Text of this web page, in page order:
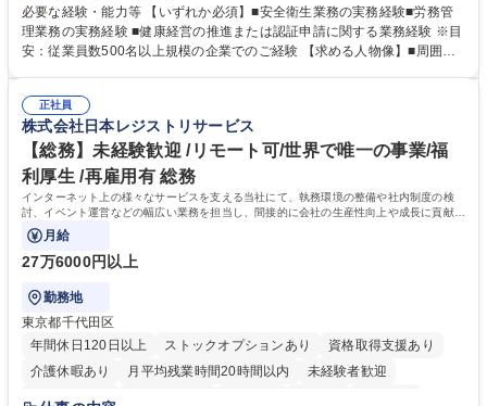
などの上流工程から関与していただきます。 【主な業務内容】■安全衛生
業務（ストレスチェック、健康診断の運用、産業医との連携 など）■健康
経営認証取得に向けた企画・推進■労務管理（労働時間の分析、労働環境
を底上げすべく、ともにご活躍いただける方の増員募集となります。 募集
職種 【人事・労務担当】安全衛生・健康経営推進・労務管理/創業80年老
舗メーカー
必要な経験・能力等 【いずれか必須】■安全衛生業務の実務経験■労務管
理業務の実務経験 ■健康経営の推進または認証申請に関する業務経験 ※目
安：従業員数500名以上規模の企業でのご経験 【求める人物像】■周囲
部門と連携しながら業務を推進できる方■Excelや労務管理システムの実務
使用経験をお持ちの方 学歴・資格 学歴：大学院 大学 高専 短大 専修学校
高校 語学力： 資格：
正社員
株式会社日本レジストリサービス
【総務】未経験歓迎 /リモート可/世界で唯一の事業/福
利厚生 /再雇用有 総務
インターネット上の様々なサービスを支える当社にて、執務環境の整備や社内制度の検
討、イベント運営などの幅広い業務を担当し、間接的に会社の生産性向上や成長に貢献し
ている部署です。
月給
27万6000円以上
勤務地
東京都千代田区
年間休日120日以上
ストックオプションあり
資格取得支援あり
介護休暇あり
月平均残業時間20時間以内
未経験者歓迎
住宅手当あり